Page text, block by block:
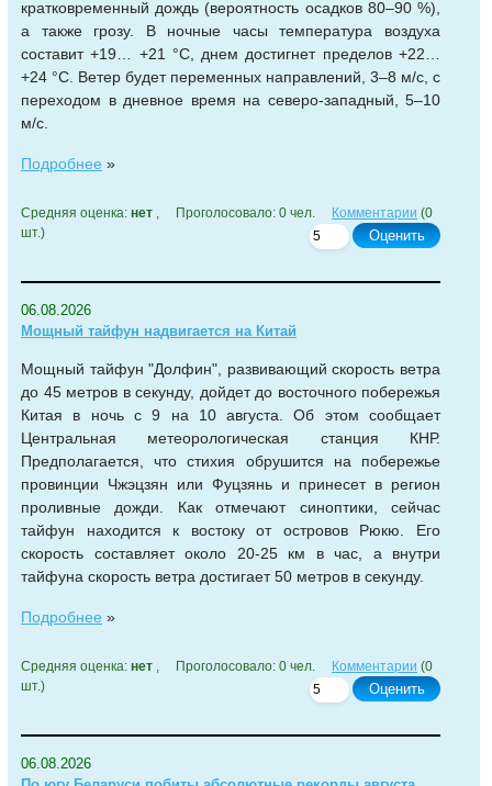
кратковременный дождь (вероятность осадков 80–90 %),
а также грозу. В ночные часы температура воздуха
составит +19… +21 °С, днем достигнет пределов +22…
+24 °С. Ветер будет переменных направлений, 3–8 м/с, с
переходом в дневное время на северо-западный, 5–10
м/с.
Подробнее »
Средняя оценка: нет , Проголосовало: 0 чел.
Оценить
Комментарии (0
шт.)
06.08.2026
Мощный тайфун надвигается на Китай
Мощный тайфун "Долфин", развивающий скорость ветра
до 45 метров в секунду, дойдет до восточного побережья
Китая в ночь с 9 на 10 августа. Об этом сообщает
Центральная метеорологическая станция КНР.
Предполагается, что стихия обрушится на побережье
провинции Чжэцзян или Фуцзянь и принесет в регион
проливные дожди. Как отмечают синоптики, сейчас
тайфун находится к востоку от островов Рюкю. Его
скорость составляет около 20-25 км в час, а внутри
тайфуна скорость ветра достигает 50 метров в секунду.
Подробнее »
Средняя оценка: нет , Проголосовало: 0 чел.
Оценить
Комментарии (0
шт.)
06.08.2026